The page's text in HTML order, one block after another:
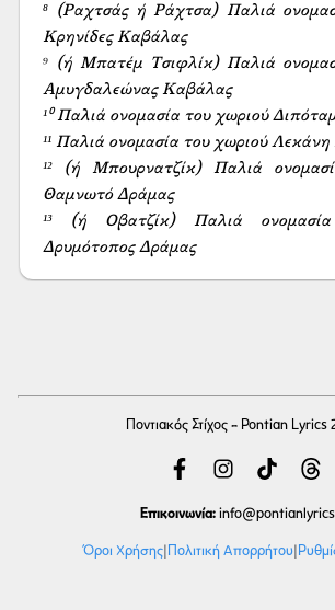
⁸ (Ραχτσάς ή Ράχτσα) Παλιά
Κρηνίδες Καβάλας
⁹ (ή Μπατέμ Τσιφλίκ) Παλιά
Αμυγδαλεώνας Καβάλας
¹⁰ Παλιά ονομασία του χωριού
¹¹ Παλιά ονομασία του χωριού
¹² (ή Μπουρνατζίκ) Παλιά
Θαμνωτό Δράμας
¹³ (ή Οβατζίκ) Παλιά
Δρυμότοπος Δράμας
Ποντιακός Στίχος - Pontian Lyrics
Επικοινωνία: info
Όροι Χρήσης| Πολιτική Απορρήτου|